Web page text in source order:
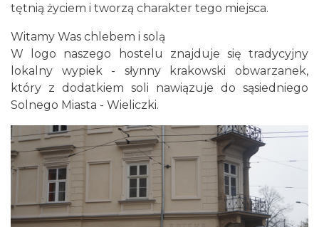
tętnią życiem i tworzą charakter tego miejsca.
Witamy Was chlebem i solą
W logo naszego hostelu znajduje się tradycyjny
lokalny wypiek - słynny krakowski obwarzanek,
który z dodatkiem soli nawiązuje do sąsiedniego
Solnego Miasta - Wieliczki.